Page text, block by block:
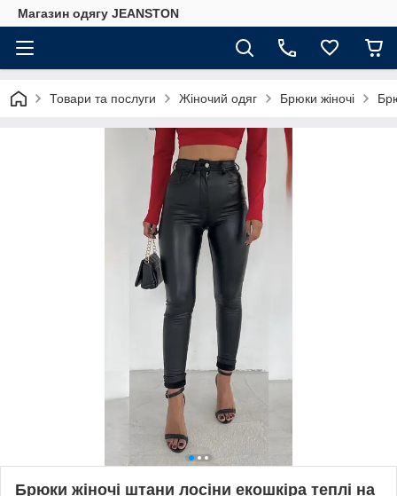
Магазин одягу JEANSTON
Товари та послуги Жіночий одяг Брюки жіночі
Брюки жіночі штани лосіни екошкіра теплі на